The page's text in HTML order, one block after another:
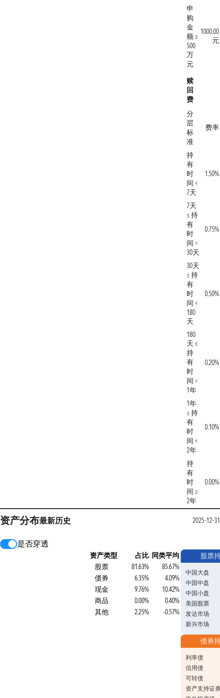
申
购
金
额 ≥
500
万
元
1000.00
元
赎
回
费
分
层
标
准
费率
持
有
时
间 <
7天
1.50%
7天
≤ 持
有
时
间 <
30天
0.75%
30天
≤ 持
有
时
间 <
180
天
0.50%
180
天 ≤
持
有
时
间 <
1年
0.20%
1年
≤ 持
有
时
间 <
2年
0.10%
持
有
时
间 ≥
2年
0.00%
资产分布最新历史 2025-12-31
是否穿透
资产类型 占比 同类平均
股票
81.63%
85.67%
债券
6.35%
4.09%
现金
9.76%
10.42%
商品
0.00%
0.40%
其他
2.25% -0.57%
股票
中国大盘
中国中盘
中国小盘
美国股票
发达市场
新兴市场
债券
利率债
信用债
可转债
资产支持证